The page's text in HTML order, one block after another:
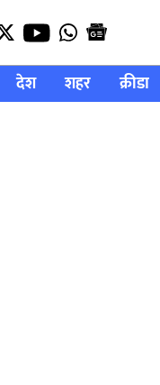
देश शहर क्रीडा